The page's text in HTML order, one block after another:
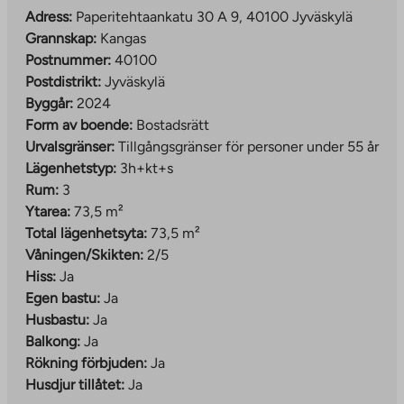
Kankaa följer områdets allmänna verksamhetsprinciper.
Bilparkering genomförs som en regional gemensam
parkeringsplats, som ansvarar för Jyväs-Parkki Oy.
Områdets samåkning och smidiga bussförbindelser gör
vardagen enklare för dem som saknar bil.
Rekreationsområden, lekplatser och avfallshantering
har också implementerats som centraliserade lösningar
för gemensam användning som betjänar hela området.
Läs mer om området:
www.jyvaskyla.fi/kangas
The
Exempel på områdets aktiviteter:
www.jyvaskyla.fi/harrastukset-ja-
hyvinvointi/piippuranan-klubi
Adress: Paperitehtaankatu 30 A 9, 40100 Jyväskylä
Grannskap: Kangas
Postnummer: 40100
Postdistrikt: Jyväskylä
Byggår: 2024
Form av boende: Bostadsrätt
Urvalsgränser: Tillgångsgränser för personer under 55 år
Lägenhetstyp: 3h+kt+s
Rum: 3
Ytarea: 73,5 m²
Total lägenhetsyta: 73,5 m²
Våningen/Skikten: 2/5
Hiss: Ja
Egen bastu: Ja
Husbastu: Ja
Balkong: Ja
Rökning förbjuden: Ja
Husdjur tillåtet: Ja